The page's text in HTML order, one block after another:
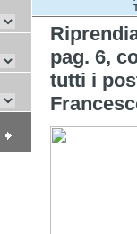
pag. 6,
tutti i